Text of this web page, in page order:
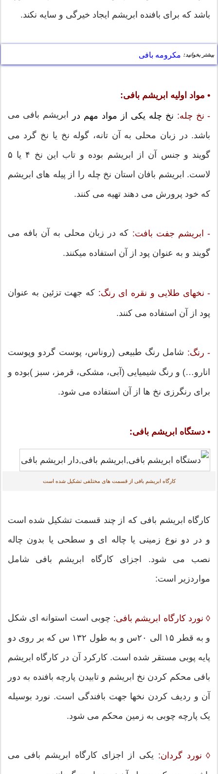
باشد که برای بافنده ابریشم ایجاد خیرگی و سایه نکند.
بیشتر بخوانید: مکرومه بافی
• مواد اولیه ابریشم بافی:
- نخ چله: نخ چله یکی از مواد مهم در ابریشم بافی می
باشد. در زبان محلی به آن تانه، گوله نخ یا نخ گرد می
گویند و جنس آن از ابریشم بوده و تاب این نخ ۴ یا ۵
لاست. ابریشم بافان استان نخ چله را از پیله های ابریشم
که خود پرورش می دهند تهیه می کنند.
- ابریشم جفت بافت: که در زبان محلی به آن بافه می
گویند و به عنوان پود از آن استفاده میکنند.
- نخهای طلایی و نقره ای رنگ: که جهت تزئین به عنوان
پود از آن استفاده می کنند.
- رنگ: شامل رنگ طبیعی (روناس، پوست گردو وپوست
انارو…) و رنگ شیمیایی (آبی، مشکی، قرمز، سبز )بوده و
برای رنگرزی نخ ها از آن استفاده می شود.
• دستگاه ابریشم بافی:
کارگاه ابریشم بافی از قسمت های مختلفی تشکیل شده است
کارگاه ابریشم بافی که از چند قسمت تشکیل شده است
و در دو نوع زمینی یا چاله ای و سطحی یا بدون چاله
نصب می شود. اجزای کارگاه ابریشم بافی شامل
مواردزیر است:
◊ نورد کارگاه ابریشم بافی: چوبی است استوانه ای شکل
و به قطر ۱۵ الی ۲۰س و به طول ۱۳۲ س که بر روی دو
پایه پوبی مستقر شده است. کارکرد آن در کارگاه ابریشم
بافی محکم کردن نخ ابریشم و تابیدن پارچه بافنده به دور
آن و ردیف کردن نخها جهت بافندگی است. نورد بوسیله
یک پارچه چوبی به زمین محکم می شود.
◊ نورد گردان: یکی از اجزای کارگاه ابریشم بافی می